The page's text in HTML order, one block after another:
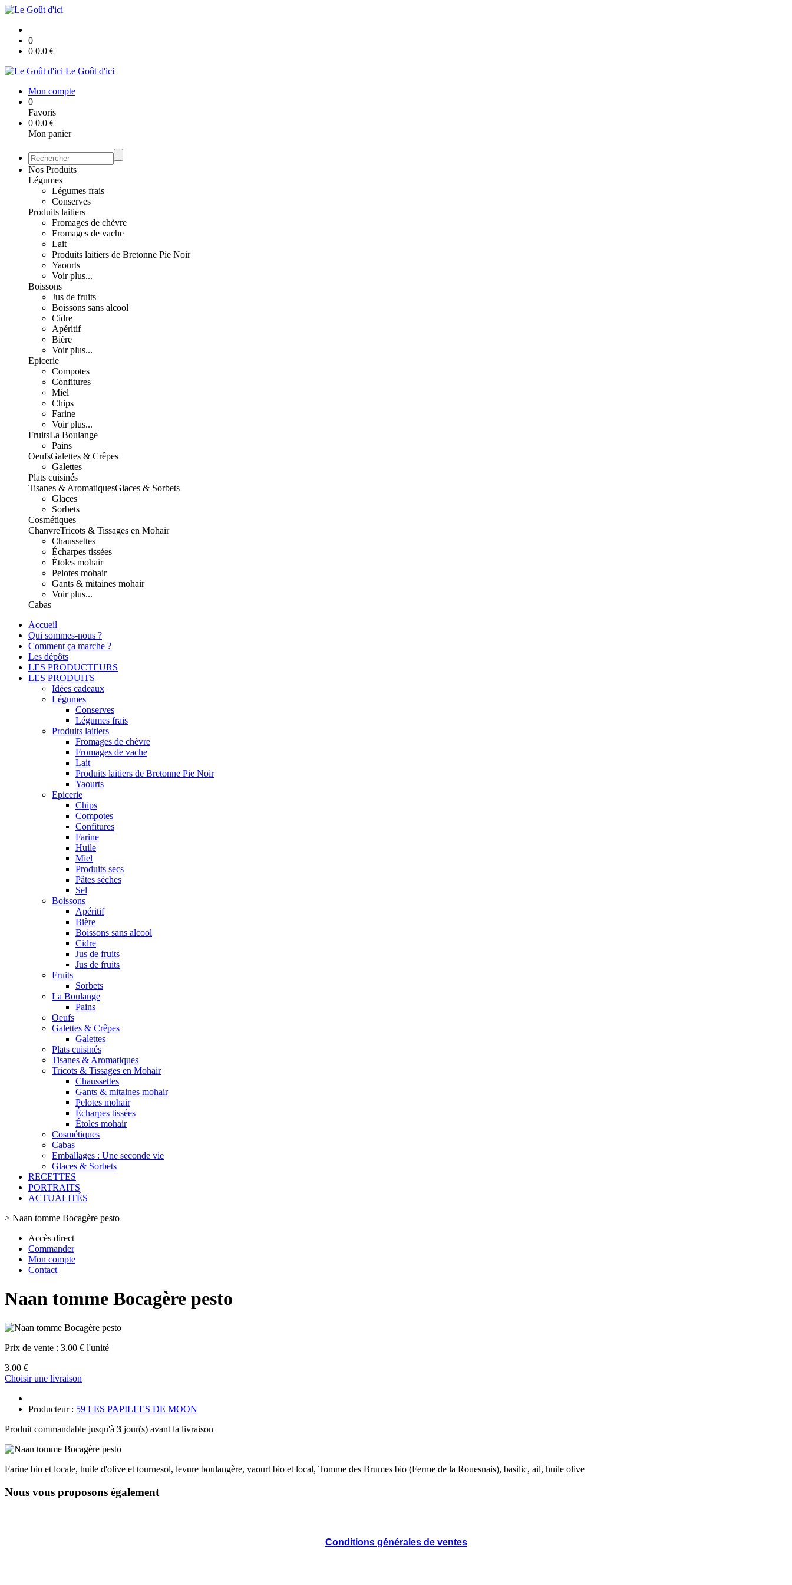
0
0 0.0 €
Le Goût d'ici
Mon compte
0
Favoris
0 0.0 €
Mon panier
Nos Produits
Légumes
Légumes frais
Conserves
Produits laitiers
Fromages de chèvre
Fromages de vache
Lait
Produits laitiers de Bretonne Pie Noir
Yaourts
Voir plus...
Boissons
Jus de fruits
Boissons sans alcool
Cidre
Apéritif
Bière
Voir plus...
Epicerie
Compotes
Confitures
Miel
Chips
Farine
Voir plus...
FruitsLa Boulange
Pains
OeufsGalettes & Crêpes
Galettes
Plats cuisinés
Tisanes & AromatiquesGlaces & Sorbets
Glaces
Sorbets
Cosmétiques
ChanvreTricots & Tissages en Mohair
Chaussettes
Écharpes tissées
Étoles mohair
Pelotes mohair
Gants & mitaines mohair
Voir plus...
Cabas
Accueil
Qui sommes-nous ?
Comment ça marche ?
Les dépôts
LES PRODUCTEURS
LES PRODUITS
Idées cadeaux
Légumes
Conserves
Légumes frais
Produits laitiers
Fromages de chèvre
Fromages de vache
Lait
Produits laitiers de Bretonne Pie Noir
Yaourts
Epicerie
Chips
Compotes
Confitures
Farine
Huile
Miel
Produits secs
Pâtes sèches
Sel
Boissons
Apéritif
Bière
Boissons sans alcool
Cidre
Jus de fruits
Jus de fruits
Fruits
Sorbets
La Boulange
Pains
Oeufs
Galettes & Crêpes
Galettes
Plats cuisinés
Tisanes & Aromatiques
Tricots & Tissages en Mohair
Chaussettes
Gants & mitaines mohair
Pelotes mohair
Écharpes tissées
Étoles mohair
Cosmétiques
Cabas
Emballages : Une seconde vie
Glaces & Sorbets
RECETTES
PORTRAITS
ACTUALITÉS
> Naan tomme Bocagère pesto
Accès direct
Commander
Mon compte
Contact
Naan tomme Bocagère pesto
Prix de vente : 3.00 € l'unité
3.00 €
Choisir une livraison
Producteur : 59 LES PAPILLES DE MOON
Produit commandable jusqu'à 3 jour(s) avant la livraison
Farine bio et locale, huile d'olive et tournesol, levure boulangère, yaourt bio et local, Tomme des Brumes bio (Ferme de la Rouesnais), basilic, ail, huile olive
Nous vous proposons également
Conditions générales de ventes